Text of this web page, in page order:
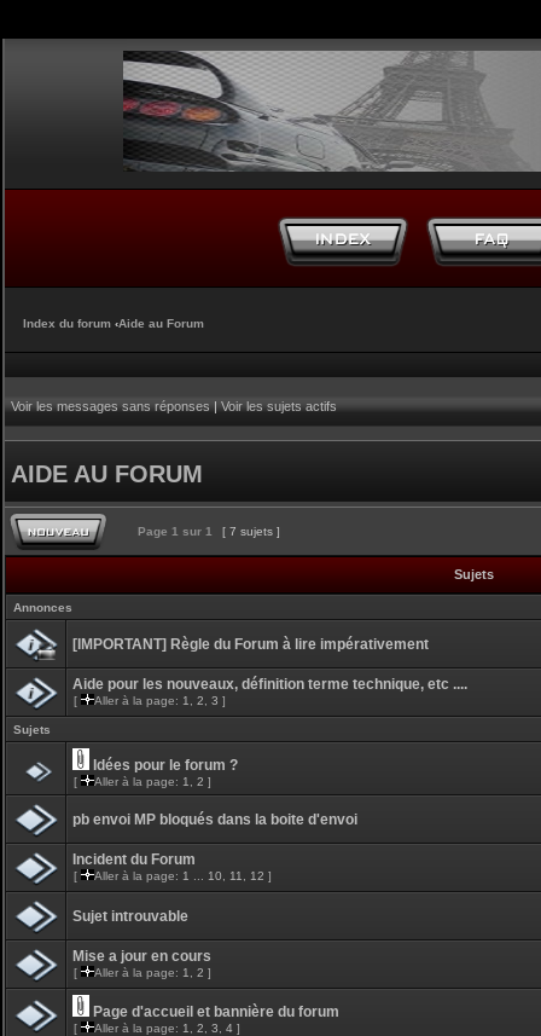
Index du forum ‹Aide au Forum
Voir les messages sans réponses|Voir les sujets actifs
AIDE AU FORUM
Page 1 sur 1 [ 7 sujets ]
Sujets
Annonces
[IMPORTANT] Règle du Forum à lire impérativement
Aide pour les nouveaux, définition terme technique, etc ....
[ Aller à la page: 1 2 3 ]
Sujets
Idées pour le forum ?
[ Aller à la page: 1 2 ]
pb envoi MP bloqués dans la boite d'envoi
Incident du Forum
[ Aller à la page: 1 10 11 12 ]
Sujet introuvable
Mise a jour en cours
[ Aller à la page: 1 2 ]
Page d'accueil et bannière du forum
[ Aller à la page: 1 2 3 4 ]